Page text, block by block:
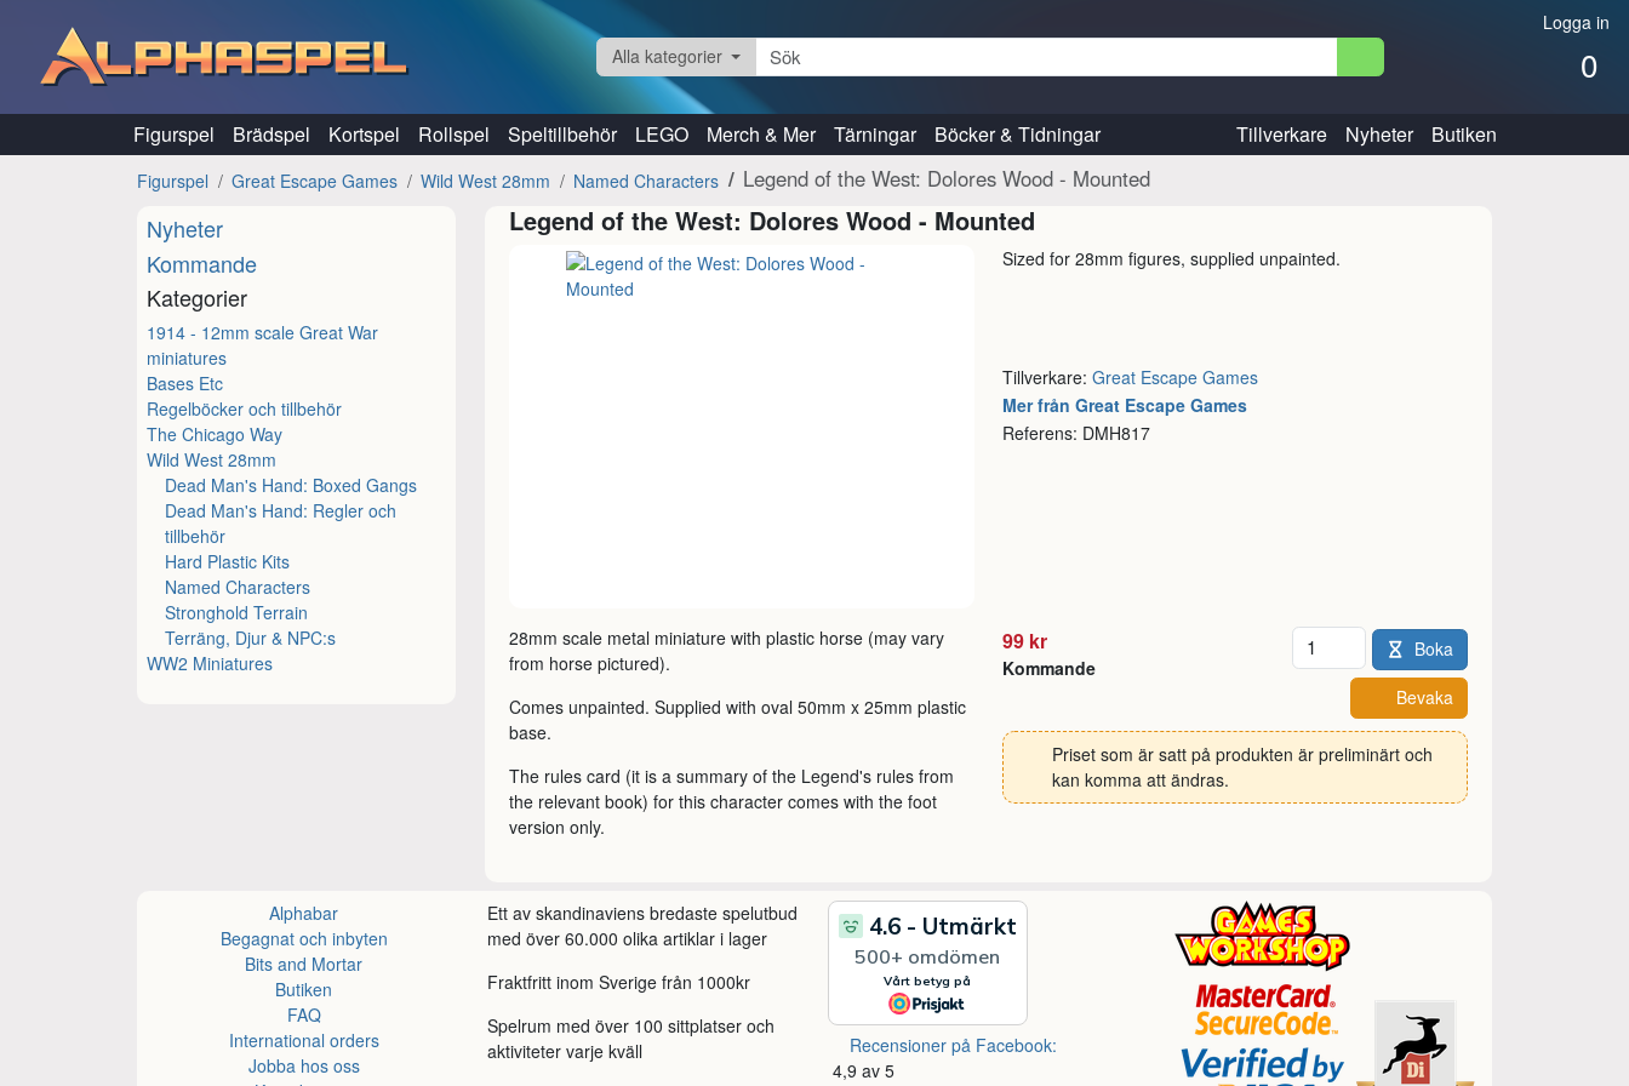
Logga in
0
Alla kategorier
Figurspel Brädspel Kortspel Rollspel Speltillbehör LEGO Merch & Mer Tärningar Böcker & Tidningar Tillverkare Nyheter Butiken
Figurspel Great Escape Games Wild West 28mm Named Characters Legend of the West: Dolores Wood - Mounted
Nyheter
Kommande
Kategorier
1914 - 12mm scale Great War
miniatures
Bases Etc
Regelböcker och tillbehör
The Chicago Way
Wild West 28mm
Dead Man's Hand: Boxed Gangs
Dead Man's Hand: Regler och
tillbehör
Hard Plastic Kits
Named Characters
Stronghold Terrain
Terräng, Djur & NPC:s
WW2 Miniatures
Legend of the West: Dolores Wood - Mounted
Sized for 28mm figures, supplied unpainted.
Tillverkare: Great Escape Games
Mer från Great Escape Games
Referens: DMH817
28mm scale metal miniature with plastic horse (may vary
from horse pictured).
Comes unpainted. Supplied with oval 50mm x 25mm plastic
base.
The rules card (it is a summary of the Legend's rules from
the relevant book) for this character comes with the foot
version only.
99 kr
Kommande
Antal Boka
Bevaka
Priset som är satt på produkten är preliminärt och
kan komma att ändras.
Alphabar
Begagnat och inbyten
Bits and Mortar
Butiken
FAQ
International orders
Jobba hos oss
Ett av skandinaviens bredaste spelutbud
med över 60.000 olika artiklar i lager
Fraktfritt inom Sverige från 1000kr
Spelrum med över 100 sittplatser och
aktiviteter varje kväll
Recensioner på Facebook:
4,9 av 5